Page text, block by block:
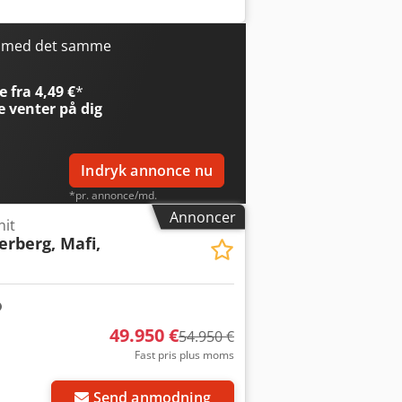
tiphydraulik, retarder,
(EBS), elektronisk
adaptiv fartpilot (ACC), LED-
Bluetooth, regnsensor,
sidespejle, opvarmet
bakkestartsassistent,
øvre og nedre køje, EGR, SCR, ikke-
ikke at svare til tilbuddet.
det samme
fra 4,49 €*
venter på dig
Indryk annonce nu
*pr. annonce/md.
Annoncer
Mafi,
49.950 €54.950 €
Fast pris plus moms
Send anmodning